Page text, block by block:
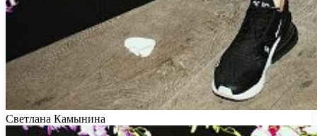
Светлана Камынина